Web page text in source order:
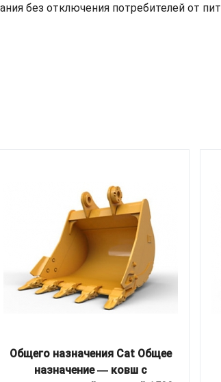
без отключения потребителей от
Общего назначения Cat Общее
назначение ― ковш с